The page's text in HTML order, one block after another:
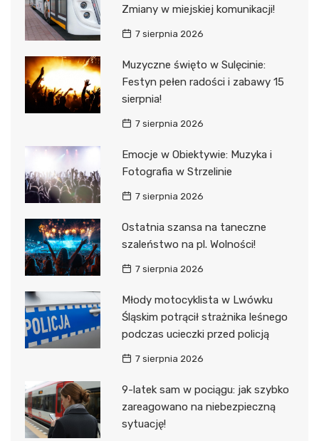
Zmiany w miejskiej komunikacji!
7 sierpnia 2026
Muzyczne święto w Sulęcinie:
Festyn pełen radości i zabawy 15
sierpnia!
7 sierpnia 2026
Emocje w Obiektywie: Muzyka i
Fotografia w Strzelinie
7 sierpnia 2026
Ostatnia szansa na taneczne
szaleństwo na pl. Wolności!
7 sierpnia 2026
Młody motocyklista w Lwówku
Śląskim potrącił strażnika leśnego
podczas ucieczki przed policją
7 sierpnia 2026
9-latek sam w pociągu: jak szybko
zareagowano na niebezpieczną
sytuację!